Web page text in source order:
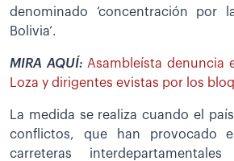
denominado ‘concentración por
Bolivia’.
MIRA AQUÍ: Asambleísta denuncia
Loza y dirigentes evistas por los
La medida se realiza cuando el
conflictos, que han provocado
carreteras